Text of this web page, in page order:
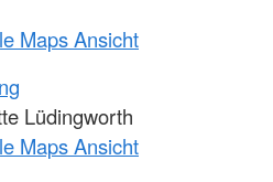
Maps Ansicht
Lüdingworth
Maps Ansicht